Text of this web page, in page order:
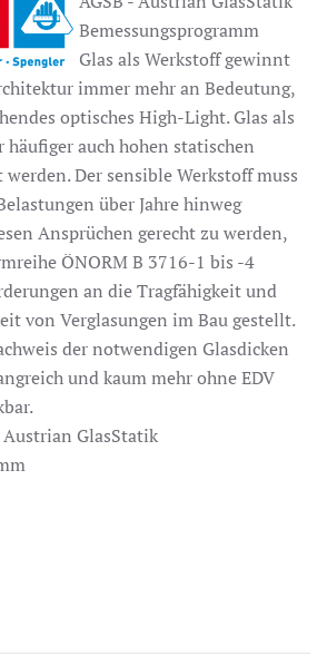
Bemessungsprogramm
Glas als Werkstoff gewinnt
immer mehr an Bedeutung,
optisches High-Light. Glas als
auch hohen statischen
Der sensible Werkstoff muss
über Jahre hinweg
Ansprüchen gerecht zu werden,
ÖNORM B 3716-1 bis -4
an die Tragfähigkeit und
von Verglasungen im Bau gestellt.
der notwendigen Glasdicken
und kaum mehr ohne EDV
Austrian GlasStatik